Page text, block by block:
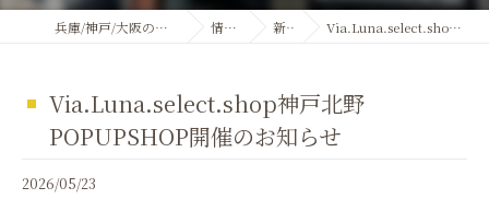
兵庫/神戸/大阪のパーソナルカラー診断ならVia Luna 情報&ブログ 新着情報 Via.Luna.select.shop神戸北野POPUPSHOP開催のお知らせ
Via.Luna.select.shop神戸北野
POPUPSHOP開催のお知らせ
2026/05/23